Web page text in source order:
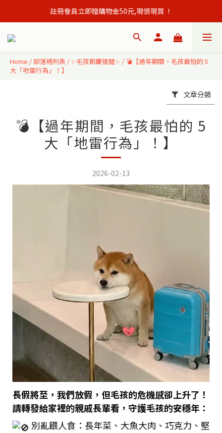
會員單筆訂單滿500元免運出貨！
註冊會員立即贈購物金50元,現領現買 ！
會員單筆訂單滿500元免運出貨！
Home / 部落格列表 /✨毛孩節慶提醒✨ /💣【過年期間，毛孩最怕的 5
大「地雷行為」！】
文章分類
💣【過年期間，毛孩最怕的 5
大「地雷行為」！】
2026-02-13
長假將至，我們放假，但毛孩的危機感卻上升了！
請轉發給家裡的親戚長輩看，守護毛孩的安穩年：
別亂餵人食：長年菜、大魚大肉、巧克力、堅